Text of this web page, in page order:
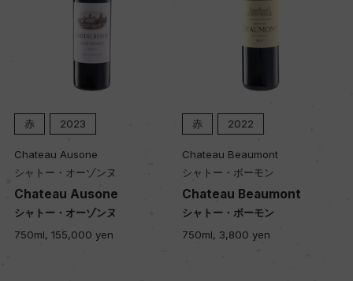
品質分類・原産地呼称
フリウリ・イソンツォD.O.C.
ー
入数
12
赤 2023
Chateau Ausone
シャトー・オーゾンヌ
Chateau Ausone
シャトー・オーゾンヌ
750ml, 155,000 yen
赤 2022
Chateau Beaumont
シャトー・ボーモン
Chateau Beaumont
シャトー・ボーモン
750ml, 3,800 yen